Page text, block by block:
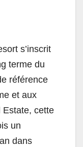
s’inscrit
terme du
référence
et aux
Estate, cette
un
dans